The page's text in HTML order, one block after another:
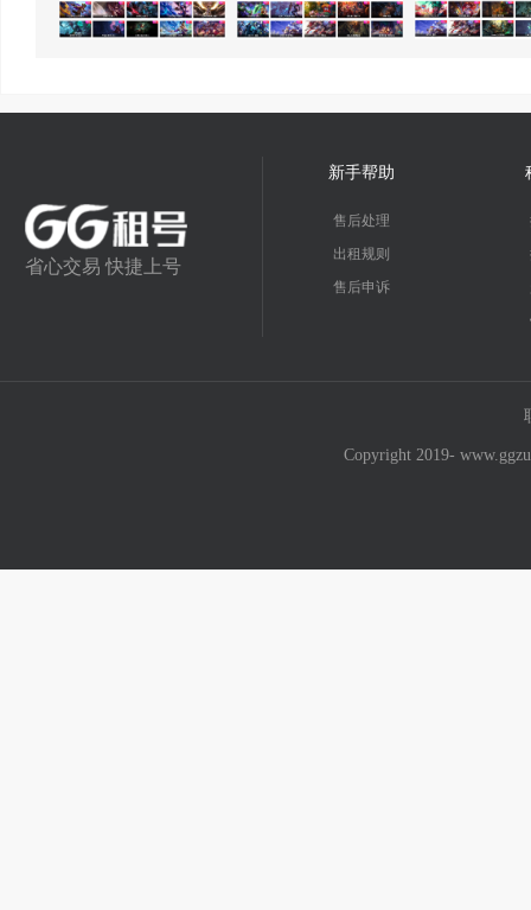
省心交易 快捷上号
新手帮助
售后处理
出租规则
售后申诉
Copyright 2019-